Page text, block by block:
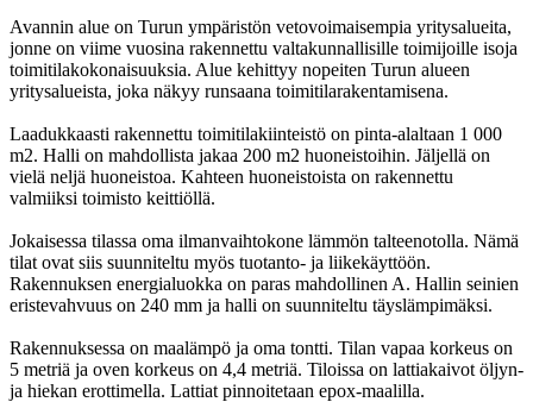
Avannin alue on Turun ympäristön vetovoimaisempia yritysalueita,
jonne on viime vuosina rakennettu valtakunnallisille toimijoille isoja
toimitilakokonaisuuksia. Alue kehittyy nopeiten Turun alueen
yritysalueista, joka näkyy runsaana toimitilarakentamisena.
Laadukkaasti rakennettu toimitilakiinteistö on pinta-alaltaan 1 000
m2. Halli on mahdollista jakaa 200 m2 huoneistoihin. Jäljellä on
vielä neljä huoneistoa. Kahteen huoneistoista on rakennettu
valmiiksi toimisto keittiöllä.
Jokaisessa tilassa oma ilmanvaihtokone lämmön talteenotolla. Nämä
tilat ovat siis suunniteltu myös tuotanto- ja liikekäyttöön.
Rakennuksen energialuokka on paras mahdollinen A. Hallin seinien
eristevahvuus on 240 mm ja halli on suunniteltu täyslämpimäksi.
Rakennuksessa on maalämpö ja oma tontti. Tilan vapaa korkeus on
5 metriä ja oven korkeus on 4,4 metriä. Tiloissa on lattiakaivot öljyn-
ja hiekan erottimella. Lattiat pinnoitetaan epox-maalilla.